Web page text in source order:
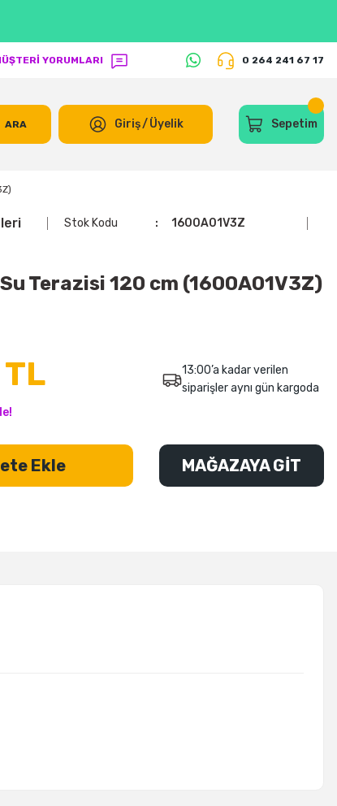
YORUMLARI 0 264 241 67 17
ARA Giriş/Üyelik Sepetim
Stok Kodu
1600A01V3Z
Terazisi 120 cm (1600A01V3Z)
13:00’a kadar verilen
siparişler aynı gün kargoda
Ekle MAĞAZAYA GİT